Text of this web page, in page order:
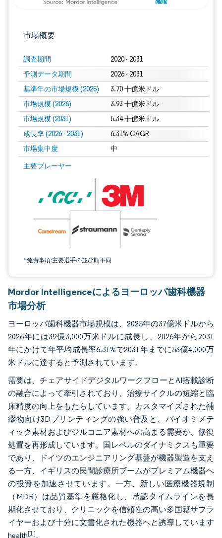
市場概要
調査期間 2020 - 2031
予測データ期間 2026 - 2031
基準年の市場規模 (2025) 3.70 十億米ドル
市場規模 (2026) 3.93 十億米ドル
市場規模 (2031) 5.34 十億米ドル
成長率 (2026 - 2031) 6.31% CAGR
市場集中度 中
主要プレーヤー
*免責事項:主要選手の並び順不同
画像 © Mordor Intelligence。再利用にはCC BY 4.0の表示が必要です。
Mordor Intelligenceによるヨーロッパ歯科機器
市場分析
ヨーロッパ歯科機器市場規模は、2025年の37億米ドルから
2026年には39億3,000万米ドルに成長し、2026年から2031
年にかけて年平均成長率6.31%で2031年までに53億4,000万
米ドルに達すると予測されています。
需要は、チェアサイドデジタルワークフローとAI搭載診断
の融合によって牽引されており、治療サイクルの短縮と臨
床精度の向上をもたらしています。カスタマイズされた補
綴物向け3Dプリンティングの強い普及と、バイオミメテ
ィック素材およびジルコニア素材への高まる需要が、修復
処置を再形成しています。国レベルのダイナミクスも重要
であり、ドイツのエンジニアリング基盤が機器製造を支え
る一方、イギリスの民間診療所ブームがプレミアム機器へ
の投資を加速させています。一方、新しい医療機器規制
（MDR）は品質基準を厳格化し、承認タイムラインを長
期化させており、クリニックを信頼性の高い多国籍サプラ
イヤーおよび十分に文書化された機器へと誘導しています
health[1]。